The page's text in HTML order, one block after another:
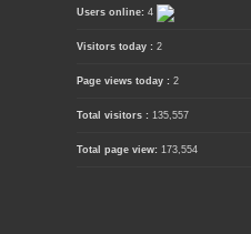
Users online: 4
Visitors today : 2
Page views today : 2
Total visitors : 135,557
Total page view: 173,554